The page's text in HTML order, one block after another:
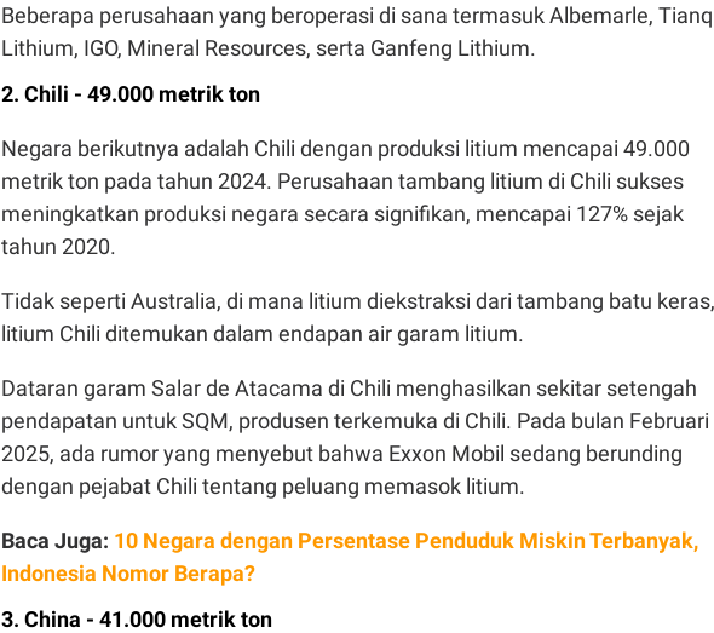
Beberapa perusahaan yang beroperasi di sana termasuk Albemarle,
Lithium, IGO, Mineral Resources, serta Ganfeng Lithium.
2. Chili - 49.000 metrik ton
Negara berikutnya adalah Chili dengan produksi litium mencapai 49.000
metrik ton pada tahun 2024. Perusahaan tambang litium di Chili sukses
meningkatkan produksi negara secara signifikan, mencapai 127% sejak
tahun 2020.
Tidak seperti Australia, di mana litium diekstraksi dari tambang batu keras,
litium Chili ditemukan dalam endapan air garam litium.
Dataran garam Salar de Atacama di Chili menghasilkan sekitar setengah
pendapatan untuk SQM, produsen terkemuka di Chili. Pada bulan Februari
2025, ada rumor yang menyebut bahwa Exxon Mobil sedang berunding
dengan pejabat Chili tentang peluang memasok litium.
Baca Juga: 10 Negara dengan Persentase Penduduk Miskin Terbanyak,
Indonesia Nomor Berapa?
3. China - 41.000 metrik ton